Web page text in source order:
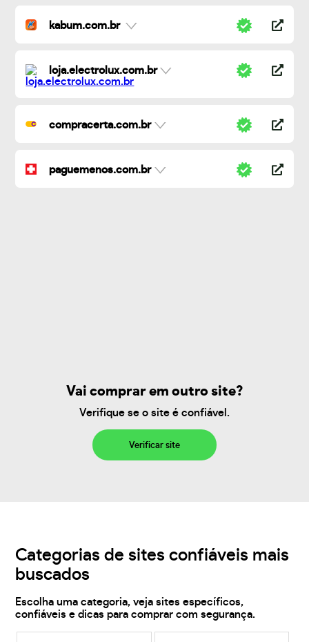
kabum.com.br
loja.electrolux.com.br
compracerta.com.br
paguemenos.com.br
Vai comprar em outro site?
Verifique se o site é confiável.
Verificar site
Categorias de sites confiáveis mais
buscados
Escolha uma categoria, veja sites específicos,
confiáveis e dicas para comprar com segurança.